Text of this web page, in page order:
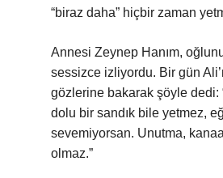
“biraz daha” hiçbir zaman
Annesi Zeynep Hanım,
sessizce izliyordu. Bir gün
gözlerine bakarak şöyle dedi:
dolu bir sandık bile yetmez,
sevemiyorsan. Unutma,
olmaz.”